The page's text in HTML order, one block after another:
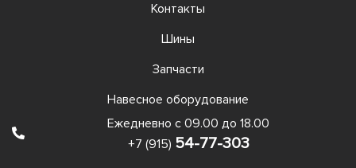
Контакты
Шины
Запчасти
Навесное оборудование
Ежедневно с 09.00 до 18.00
+7 (915) 54-77-303